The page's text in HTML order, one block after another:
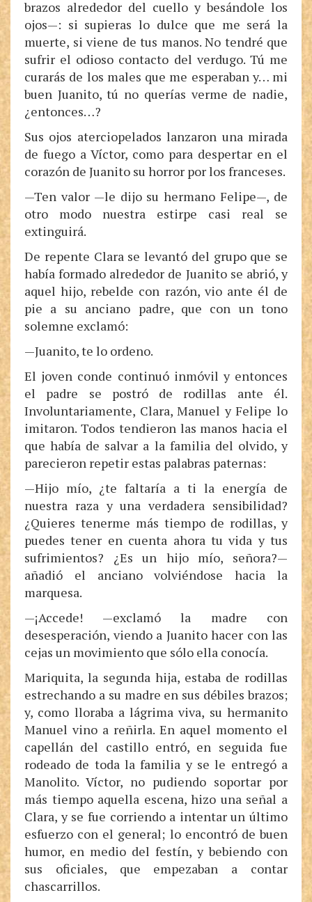
brazos alrededor del cuello y besándole los
ojos—: si supieras lo dulce que me será la
muerte, si viene de tus manos. No tendré que
sufrir el odioso contacto del verdugo. Tú me
curarás de los males que me esperaban y… mi
buen Juanito, tú no querías verme de nadie,
¿entonces…?
Sus ojos aterciopelados lanzaron una mirada
de fuego a Víctor, como para despertar en el
corazón de Juanito su horror por los franceses.
—Ten valor —le dijo su hermano Felipe—, de
otro modo nuestra estirpe casi real se
extinguirá.
De repente Clara se levantó del grupo que se
había formado alrededor de Juanito se abrió, y
aquel hijo, rebelde con razón, vio ante él de
pie a su anciano padre, que con un tono
solemne exclamó:
—Juanito, te lo ordeno.
El joven conde continuó inmóvil y entonces
el padre se postró de rodillas ante él.
Involuntariamente, Clara, Manuel y Felipe lo
imitaron. Todos tendieron las manos hacia el
que había de salvar a la familia del olvido, y
parecieron repetir estas palabras paternas:
—Hijo mío, ¿te faltaría a ti la energía de
nuestra raza y una verdadera sensibilidad?
¿Quieres tenerme más tiempo de rodillas, y
puedes tener en cuenta ahora tu vida y tus
sufrimientos? ¿Es un hijo mío, señora?—
añadió el anciano volviéndose hacia la
marquesa.
—¡Accede! —exclamó la madre con
desesperación, viendo a Juanito hacer con las
cejas un movimiento que sólo ella conocía.
Mariquita, la segunda hija, estaba de rodillas
estrechando a su madre en sus débiles brazos;
y, como lloraba a lágrima viva, su hermanito
Manuel vino a reñirla. En aquel momento el
capellán del castillo entró, en seguida fue
rodeado de toda la familia y se le entregó a
Manolito. Víctor, no pudiendo soportar por
más tiempo aquella escena, hizo una señal a
Clara, y se fue corriendo a intentar un último
esfuerzo con el general; lo encontró de buen
humor, en medio del festín, y bebiendo con
sus oficiales, que empezaban a contar
chascarrillos.